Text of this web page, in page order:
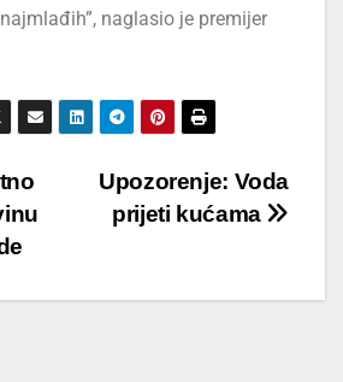
naglasio je premijer
Upozorenje: Voda
prijeti kućama